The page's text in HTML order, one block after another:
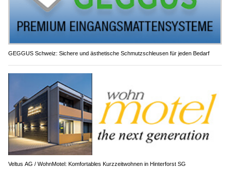
GEGGUS Schweiz: Sichere und ästhetische Schmutzschleusen für jeden Bedarf
Veltus AG / WohnMotel: Komfortables Kurzzeitwohnen in Hinterforst SG